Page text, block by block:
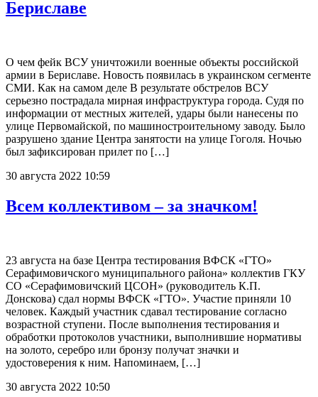
Бериславе
О чем фейк ВСУ уничтожили военные объекты российской
армии в Бериславе. Новость появилась в украинском сегменте
СМИ. Как на самом деле В результате обстрелов ВСУ
серьезно пострадала мирная инфраструктура города. Судя по
информации от местных жителей, удары были нанесены по
улице Первомайской, по машиностроительному заводу. Было
разрушено здание Центра занятости на улице Гоголя. Ночью
был зафиксирован прилет по […]
30 августа 2022 10:59
Всем коллективом – за значком!
23 августа на базе Центра тестирования ВФСК «ГТО»
Серафимовичского муниципального района» коллектив ГКУ
СО «Серафимовичский ЦСОН» (руководитель К.П.
Донскова) сдал нормы ВФСК «ГТО». Участие приняли 10
человек. Каждый участник сдавал тестирование согласно
возрастной ступени. После выполнения тестирования и
обработки протоколов участники, выполнившие нормативы
на золото, серебро или бронзу получат значки и
удостоверения к ним. Напоминаем, […]
30 августа 2022 10:50